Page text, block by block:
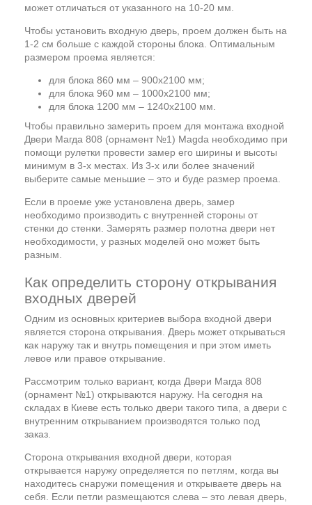
может отличаться от указанного на 10-20 мм.
Чтобы установить входную дверь, проем должен быть на
1-2 см больше с каждой стороны блока. Оптимальным
размером проема является:
для блока 860 мм – 900х2100 мм;
для блока 960 мм – 1000х2100 мм;
для блока 1200 мм – 1240х2100 мм.
Чтобы правильно замерить проем для монтажа входной
Двери Магда 808 (орнамент №1) Magda необходимо при
помощи рулетки провести замер его ширины и высоты
минимум в 3-х местах. Из 3-х или более значений
выберите самые меньшие – это и буде размер проема.
Если в проеме уже установлена дверь, замер
необходимо производить с внутренней стороны от
стенки до стенки. Замерять размер полотна двери нет
необходимости, у разных моделей оно может быть
разным.
Как определить сторону открывания
входных дверей
Одним из основных критериев выбора входной двери
является сторона открывания. Дверь может открываться
как наружу так и внутрь помещения и при этом иметь
левое или правое открывание.
Рассмотрим только вариант, когда Двери Магда 808
(орнамент №1) открываются наружу. На сегодня на
складах в Киеве есть только двери такого типа, а двери с
внутренним открыванием производятся только под
заказ.
Сторона открывания входной двери, которая
открывается наружу определяется по петлям, когда вы
находитесь снаружи помещения и открываете дверь на
себя. Если петли размещаются слева – это левая дверь,